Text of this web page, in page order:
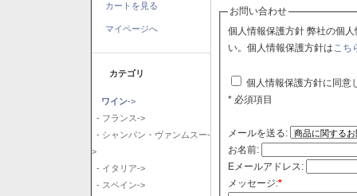
カートを見る
マイページへ
カテゴリ
ワイン->
- フランス->
- シャンパン・ヴァンムスー-
>
- イタリア->
- スペイン->
お問い合わせ
個人情報保護方針 弊社の個人情報保護方針に同意される場合はチェックボックスをクリックしてくださ
い。個人情報保護方針はこち
個人情報保護方針に同意
* 必須項目
メールを送る:
お名前:
Eメールアドレス:
メッセージ:*